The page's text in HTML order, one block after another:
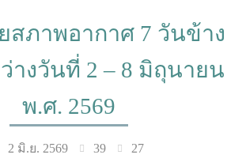
สภาพอากาศ 7 วันข้าง
างวันที่ 2 – 8 มิถุนายน
พ.ศ. 2569
2 มิ.ย. 2569 39 27